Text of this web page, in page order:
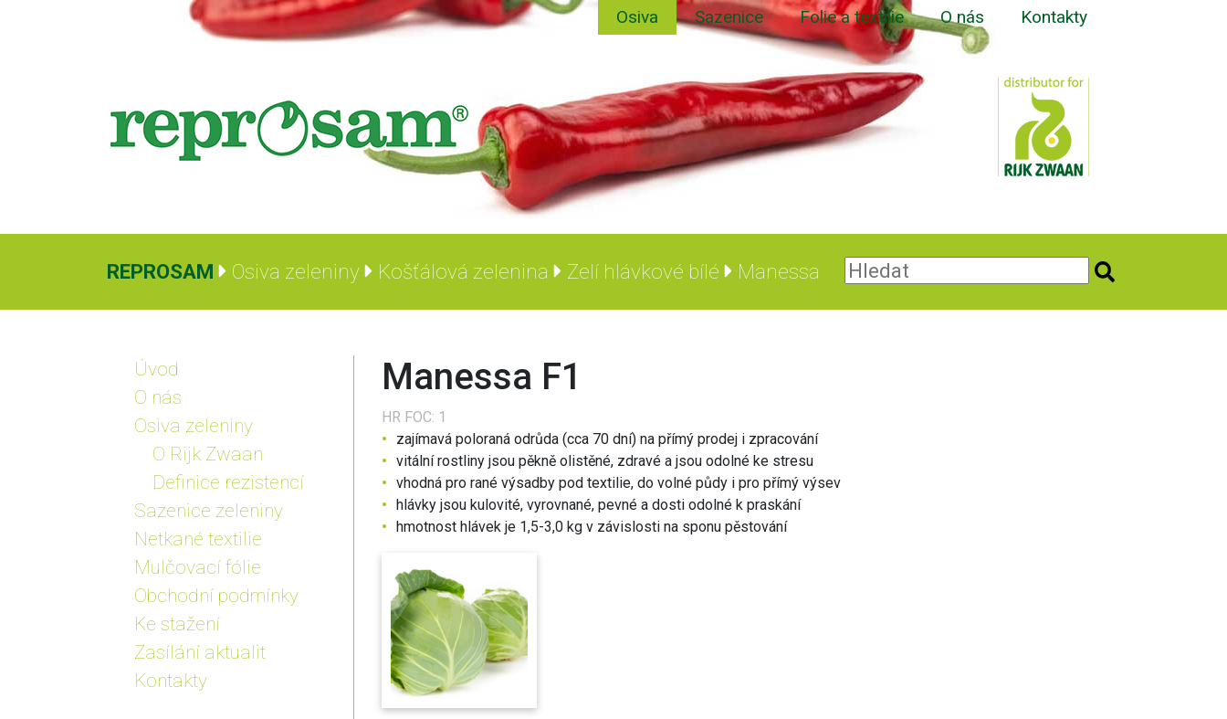
Osiva Sazenice Folie a textilie O nás Kontakty
REPROSAM Osiva zeleniny Košťálová zelenina Zelí hlávkové bílé Manessa
Úvod
O nás
Osiva zeleniny
O Rijk Zwaan
Definice rezistencí
Sazenice zeleniny
Netkané textilie
Mulčovací fólie
Obchodní podmínky
Ke stažení
Zasílání aktualit
Kontakty
Manessa F1
HR FOC: 1
zajímavá poloraná odrůda (cca 70 dní) na přímý prodej i zpracování
vitální rostliny jsou pěkně olistěné, zdravé a jsou odolné ke stresu
vhodná pro rané výsadby pod textilie, do volné půdy i pro přímý výsev
hlávky jsou kulovité, vyrovnané, pevné a dosti odolné k praskání
hmotnost hlávek je 1,5-3,0 kg v závislosti na sponu pěstování